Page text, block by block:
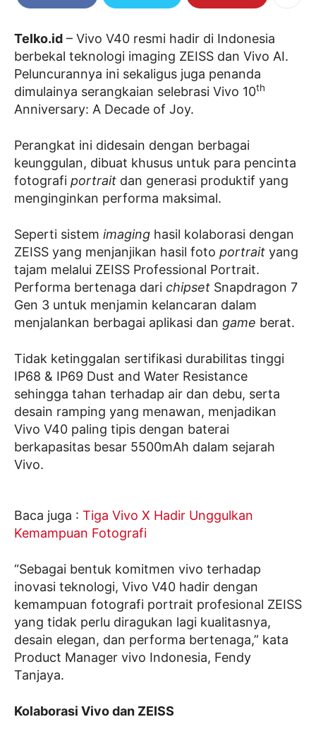
Telko.id – Vivo V40 resmi hadir di Indonesia
berbekal teknologi imaging ZEISS dan Vivo AI.
Peluncurannya ini sekaligus juga penanda
dimulainya serangkaian selebrasi Vivo 10th
Anniversary: A Decade of Joy.
Perangkat ini didesain dengan berbagai
keunggulan, dibuat khusus untuk para pencinta
fotografi portrait dan generasi produktif yang
menginginkan performa maksimal.
Seperti sistem imaging hasil kolaborasi dengan
ZEISS yang menjanjikan hasil foto portrait yang
tajam melalui ZEISS Professional Portrait.
Performa bertenaga dari chipset Snapdragon 7
Gen 3 untuk menjamin kelancaran dalam
menjalankan berbagai aplikasi dan game berat.
Tidak ketinggalan sertifikasi durabilitas tinggi
IP68 & IP69 Dust and Water Resistance
sehingga tahan terhadap air dan debu, serta
desain ramping yang menawan, menjadikan
Vivo V40 paling tipis dengan baterai
berkapasitas besar 5500mAh dalam sejarah
Vivo.
Baca juga : Tiga Vivo X Hadir Unggulkan
Kemampuan Fotografi
“Sebagai bentuk komitmen vivo terhadap
inovasi teknologi, Vivo V40 hadir dengan
kemampuan fotografi portrait profesional ZEISS
yang tidak perlu diragukan lagi kualitasnya,
desain elegan, dan performa bertenaga,” kata
Product Manager vivo Indonesia, Fendy
Tanjaya.
Kolaborasi Vivo dan ZEISS